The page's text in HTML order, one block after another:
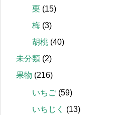
栗 (15)
梅 (3)
胡桃 (40)
未分類 (2)
果物 (216)
いちご (59)
いちじく
(13)